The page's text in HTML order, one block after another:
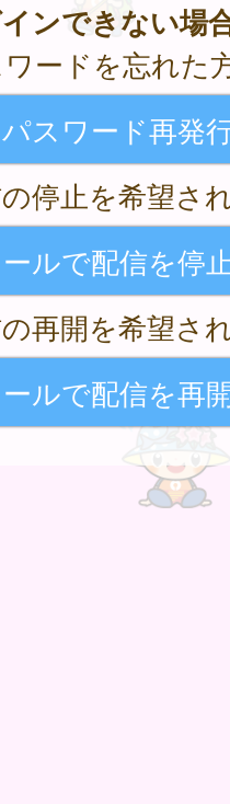
ンできない場
ードを忘れた
スワード再発
停止を希望さ
ルで配信を停
再開を希望さ
ルで配信を再